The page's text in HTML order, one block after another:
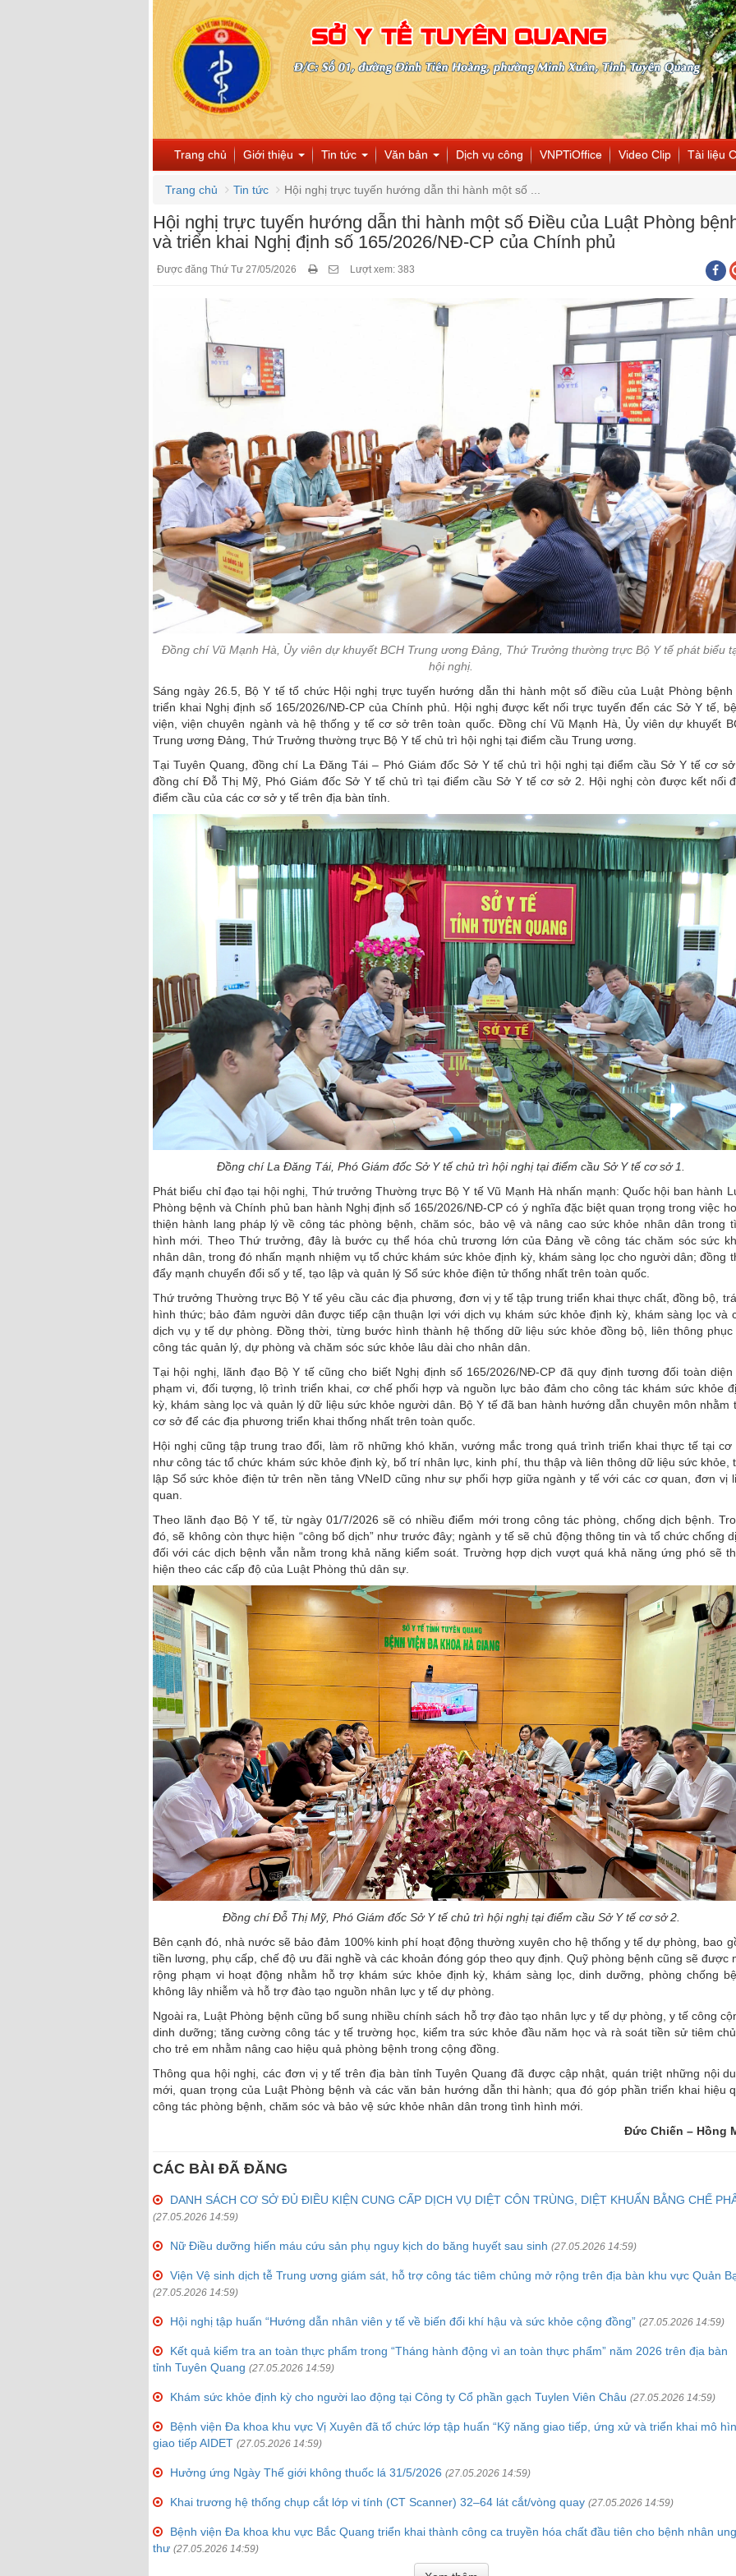
Trang chủ Giới thiệu Tin tức Văn bản Dịch vụ công VNPTiOffice Video Clip Tài liệu
Trang chủ Tin tức Hội nghị trực tuyến hướng dẫn thi hành một số ...
Hội nghị trực tuyến hướng dẫn thi hành một số Điều của Luật Phòng
và triển khai Nghị định số 165/2026/NĐ-CP của Chính phủ
Được đăng Thứ Tư 27/05/2026 Lượt xem: 383
Đồng chí Vũ Mạnh Hà, Ủy viên dự khuyết BCH Trung ương Đảng, Thứ Trưởng thường trực Bộ Y tế phát biểu
hội nghị.
Sáng ngày 26.5, Bộ Y tế tổ chức Hội nghị trực tuyến hướng dẫn thi hành một số điều của Luật Phòng bệnh
triển khai Nghị định số 165/2026/NĐ-CP của Chính phủ. Hội nghị được kết nối trực tuyến đến các Sở Y tế,
viện, viện chuyên ngành và hệ thống y tế cơ sở trên toàn quốc. Đồng chí Vũ Mạnh Hà, Ủy viên dự khuyết
Trung ương Đảng, Thứ Trưởng thường trực Bộ Y tế chủ trì hội nghị tại điểm cầu Trung ương.
Tại Tuyên Quang, đồng chí La Đăng Tái – Phó Giám đốc Sở Y tế chủ trì hội nghị tại điểm cầu Sở Y tế cơ
đồng chí Đỗ Thị Mỹ, Phó Giám đốc Sở Y tế chủ trì tại điểm cầu Sở Y tế cơ sở 2. Hội nghị còn được kết nối
điểm cầu của các cơ sở y tế trên địa bàn tỉnh.
Đồng chí La Đăng Tái, Phó Giám đốc Sở Y tế chủ trì hội nghị tại điểm cầu Sở Y tế cơ sở 1.
Phát biểu chỉ đạo tại hội nghị, Thứ trưởng Thường trực Bộ Y tế Vũ Mạnh Hà nhấn mạnh: Quốc hội ban hành
Phòng bệnh và Chính phủ ban hành Nghị định số 165/2026/NĐ-CP có ý nghĩa đặc biệt quan trọng trong việc
thiện hành lang pháp lý về công tác phòng bệnh, chăm sóc, bảo vệ và nâng cao sức khỏe nhân dân trong
hình mới. Theo Thứ trưởng, đây là bước cụ thể hóa chủ trương lớn của Đảng về công tác chăm sóc sức
nhân dân, trong đó nhấn mạnh nhiệm vụ tổ chức khám sức khỏe định kỳ, khám sàng lọc cho người dân; đồng
đẩy mạnh chuyển đổi số y tế, tạo lập và quản lý Sổ sức khỏe điện tử thống nhất trên toàn quốc.
Thứ trưởng Thường trực Bộ Y tế yêu cầu các địa phương, đơn vị y tế tập trung triển khai thực chất, đồng bộ,
hình thức; bảo đảm người dân được tiếp cận thuận lợi với dịch vụ khám sức khỏe định kỳ, khám sàng lọc và
dịch vụ y tế dự phòng. Đồng thời, từng bước hình thành hệ thống dữ liệu sức khỏe đồng bộ, liên thông phục
công tác quản lý, dự phòng và chăm sóc sức khỏe lâu dài cho nhân dân.
Tại hội nghị, lãnh đạo Bộ Y tế cũng cho biết Nghị định số 165/2026/NĐ-CP đã quy định tương đối toàn diện
phạm vi, đối tượng, lộ trình triển khai, cơ chế phối hợp và nguồn lực bảo đảm cho công tác khám sức khỏe
kỳ, khám sàng lọc và quản lý dữ liệu sức khỏe người dân. Bộ Y tế đã ban hành hướng dẫn chuyên môn nhằm
cơ sở để các địa phương triển khai thống nhất trên toàn quốc.
Hội nghị cũng tập trung trao đổi, làm rõ những khó khăn, vướng mắc trong quá trình triển khai thực tế tại cơ
như công tác tổ chức khám sức khỏe định kỳ, bố trí nhân lực, kinh phí, thu thập và liên thông dữ liệu sức khỏe,
lập Sổ sức khỏe điện tử trên nền tảng VNeID cũng như sự phối hợp giữa ngành y tế với các cơ quan, đơn vị
quan.
Theo lãnh đạo Bộ Y tế, từ ngày 01/7/2026 sẽ có nhiều điểm mới trong công tác phòng, chống dịch bệnh.
đó, sẽ không còn thực hiện “công bố dịch” như trước đây; ngành y tế sẽ chủ động thông tin và tổ chức chống
đối với các dịch bệnh vẫn nằm trong khả năng kiểm soát. Trường hợp dịch vượt quá khả năng ứng phó sẽ
hiện theo các cấp độ của Luật Phòng thủ dân sự.
Đồng chí Đỗ Thị Mỹ, Phó Giám đốc Sở Y tế chủ trì hội nghị tại điểm cầu Sở Y tế cơ sở 2.
Bên cạnh đó, nhà nước sẽ bảo đảm 100% kinh phí hoạt động thường xuyên cho hệ thống y tế dự phòng, bao
tiền lương, phụ cấp, chế độ ưu đãi nghề và các khoản đóng góp theo quy định. Quỹ phòng bệnh cũng sẽ được
rộng phạm vi hoạt động nhằm hỗ trợ khám sức khỏe định kỳ, khám sàng lọc, dinh dưỡng, phòng chống
không lây nhiễm và hỗ trợ đào tạo nguồn nhân lực y tế dự phòng.
Ngoài ra, Luật Phòng bệnh cũng bổ sung nhiều chính sách hỗ trợ đào tạo nhân lực y tế dự phòng, y tế công
dinh dưỡng; tăng cường công tác y tế trường học, kiểm tra sức khỏe đầu năm học và rà soát tiền sử tiêm
cho trẻ em nhằm nâng cao hiệu quả phòng bệnh trong cộng đồng.
Thông qua hội nghị, các đơn vị y tế trên địa bàn tỉnh Tuyên Quang đã được cập nhật, quán triệt những nội
mới, quan trọng của Luật Phòng bệnh và các văn bản hướng dẫn thi hành; qua đó góp phần triển khai hiệu
công tác phòng bệnh, chăm sóc và bảo vệ sức khỏe nhân dân trong tình hình mới.
Đức Chiến – Hồng
CÁC BÀI ĐÃ ĐĂNG
DANH SÁCH CƠ SỞ ĐỦ ĐIỀU KIỆN CUNG CẤP DỊCH VỤ DIỆT CÔN TRÙNG, DIỆT KHUẨN BẰNG CHẾ
(27.05.2026 14:59)
Nữ Điều dưỡng hiến máu cứu sản phụ nguy kịch do băng huyết sau sinh (27.05.2026 14:59)
Viện Vệ sinh dịch tễ Trung ương giám sát, hỗ trợ công tác tiêm chủng mở rộng trên địa bàn khu vực Quản
(27.05.2026 14:59)
Hội nghị tập huấn “Hướng dẫn nhân viên y tế về biến đổi khí hậu và sức khỏe cộng đồng” (27.05.2026 14:59)
Kết quả kiểm tra an toàn thực phẩm trong “Tháng hành động vì an toàn thực phẩm” năm 2026 trên địa bàn
tỉnh Tuyên Quang (27.05.2026 14:59)
Khám sức khỏe định kỳ cho người lao động tại Công ty Cổ phần gạch Tuylen Viên Châu (27.05.2026 14:59)
Bệnh viện Đa khoa khu vực Vị Xuyên đã tổ chức lớp tập huấn “Kỹ năng giao tiếp, ứng xử và triển khai mô
giao tiếp AIDET (27.05.2026 14:59)
Hưởng ứng Ngày Thế giới không thuốc lá 31/5/2026 (27.05.2026 14:59)
Khai trương hệ thống chụp cắt lớp vi tính (CT Scanner) 32–64 lát cắt/vòng quay (27.05.2026 14:59)
Bệnh viện Đa khoa khu vực Bắc Quang triển khai thành công ca truyền hóa chất đầu tiên cho bệnh nhân ung
thư (27.05.2026 14:59)